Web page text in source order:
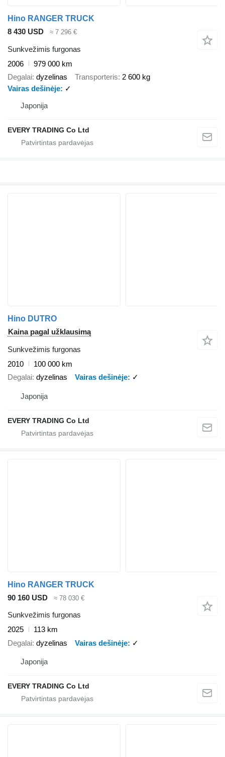
Hino RANGER TRUCK
8 430 USD
≈ 7 296 €
Sunkvežimis furgonas
2006
979 000 km
Degalai dyzelinas Transporteris 2 600 kg
Vairas dešinėje
✓
Japonija
EVERY TRADING Co Ltd
Hino DUTRO
Kaina pagal užklausimą
Sunkvežimis furgonas
2010
100 000 km
Degalai dyzelinas Vairas dešinėje ✓
Japonija
EVERY TRADING Co Ltd
Hino RANGER TRUCK
90 160 USD
≈ 78 030 €
Sunkvežimis furgonas
2025
113 km
Degalai dyzelinas Vairas dešinėje ✓
Japonija
EVERY TRADING Co Ltd